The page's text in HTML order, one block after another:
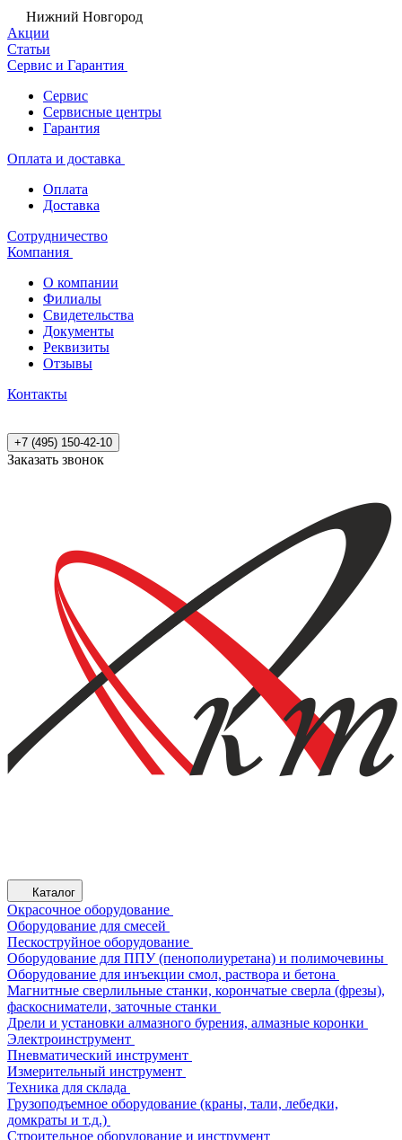
Нижний Новгород
Акции
Статьи
Сервис и Гарантия
Сервис
Сервисные центры
Гарантия
Оплата и доставка
Оплата
Доставка
Сотрудничество
Компания
О компании
Филиалы
Свидетельства
Документы
Реквизиты
Отзывы
Контакты
+7 (495) 150-42-10
Заказать звонок
Каталог
Окрасочное оборудование
Оборудование для смесей
Пескоструйное оборудование
Оборудование для ППУ (пенополиуретана) и полимочевины
Оборудование для инъекции смол, раствора и бетона
Магнитные сверлильные станки, корончатые сверла (фрезы),
фаскосниматели, заточные станки
Дрели и установки алмазного бурения, алмазные коронки
Электроинструмент
Пневматический инструмент
Измерительный инструмент
Техника для склада
Грузоподъемное оборудование (краны, тали, лебедки,
домкраты и т.д.)
Строительное оборудование и инструмент